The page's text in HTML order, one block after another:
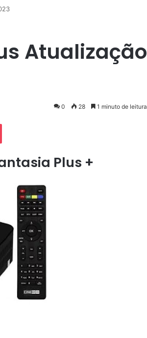
Atualização
0 28 1 minuto de leitura
Plus +